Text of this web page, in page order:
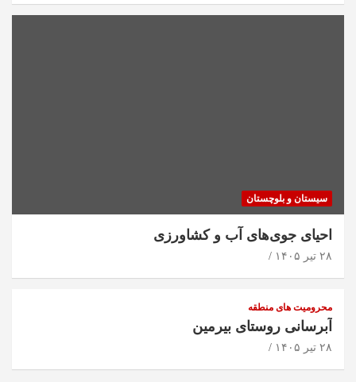
سیستان و بلوچستان
احیای جوی‌های آب و کشاورزی
۲۸ تیر ۱۴۰۵
محرومیت های منطقه
آبرسانی روستای بیرمین
۲۸ تیر ۱۴۰۵